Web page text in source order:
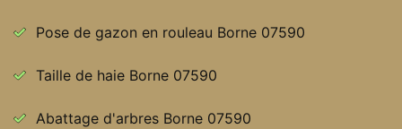
Pose de gazon en rouleau Borne 07590
Taille de haie Borne 07590
Abattage d'arbres Borne 07590